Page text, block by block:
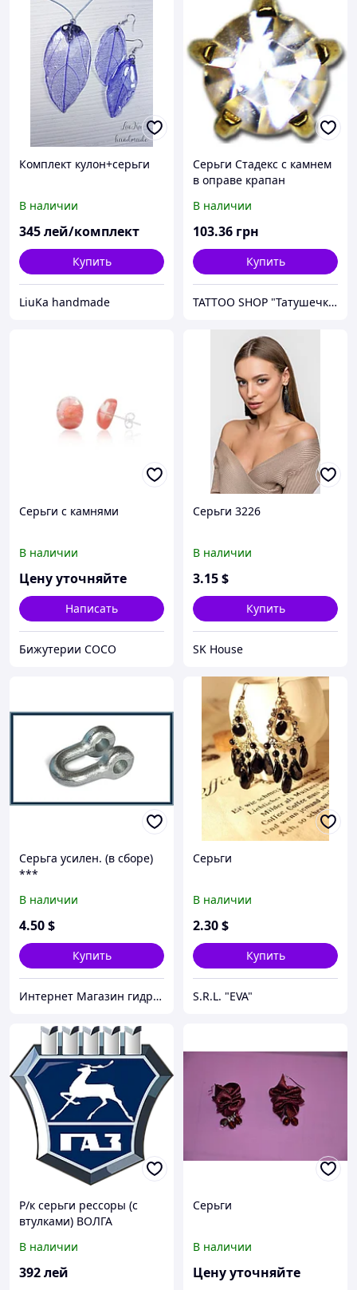
Комплект кулон+серьги
В наличии
345лей/комплект
Купить
LiuKa handmade
Серьги Стадекс с камнем
в оправе крапан
115)
В наличии
103.36 грн
Купить
TATTOO SHOP "Татушечка" Молдова
Серьги с камнями
В наличии
Цену уточняйте
Написать
Бижутерии COCO
Серьги 3226
В наличии
3.15$
Купить
SK House
Серьга усилен. (в сборе)
***
В наличии
4.50$
Купить
Интернет Магазин гидравлических узлов
Серьги
В наличии
2.30$
Купить
S.R.L. "EVA"
Р/к серьги рессоры (с
втулками) ВОЛГА
Россия)
В наличии
392лей
Серьги
В наличии
Цену уточняйте